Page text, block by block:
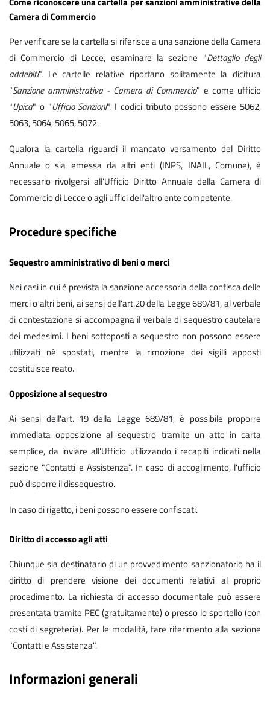
Camera di Commercio
Per verificare se la cartella si riferisce a una sanzione della Camera
di Commercio di Lecce, esaminare la sezione "Dettaglio degli
addebiti". Le cartelle relative riportano solitamente la dicitura
"Sanzione amministrativa - Camera di Commercio" e come ufficio
"Upica" o "Ufficio Sanzioni". I codici tributo possono essere 5062,
5063, 5064, 5065, 5072.
Qualora la cartella riguardi il mancato versamento del Diritto
Annuale o sia emessa da altri enti (INPS, INAIL, Comune), è
necessario rivolgersi all'Ufficio Diritto Annuale della Camera di
Commercio di Lecce o agli uffici dell'altro ente competente.
Procedure specifiche
Sequestro amministrativo di beni o merci
Nei casi in cui è prevista la sanzione accessoria della confisca delle
merci o altri beni, ai sensi dell'art.20 della Legge 689/81, al verbale
di contestazione si accompagna il verbale di sequestro cautelare
dei medesimi. I beni sottoposti a sequestro non possono essere
utilizzati né spostati, mentre la rimozione dei sigilli apposti
costituisce reato.
Opposizione al sequestro
Ai sensi dell'art. 19 della Legge 689/81, è possibile proporre
immediata opposizione al sequestro tramite un atto in carta
semplice, da inviare all'Ufficio utilizzando i recapiti indicati nella
sezione "Contatti e Assistenza". In caso di accoglimento, l'ufficio
può disporre il dissequestro.
In caso di rigetto, i beni possono essere confiscati.
Diritto di accesso agli atti
Chiunque sia destinatario di un provvedimento sanzionatorio ha il
diritto di prendere visione dei documenti relativi al proprio
procedimento. La richiesta di accesso documentale può essere
presentata tramite PEC (gratuitamente) o presso lo sportello (con
costi di segreteria). Per le modalità, fare riferimento alla sezione
"Contatti e Assistenza".
Informazioni generali